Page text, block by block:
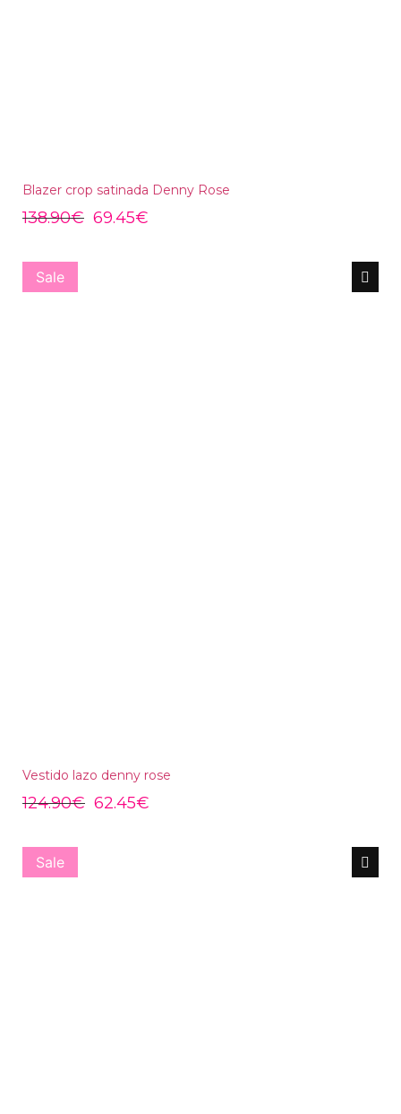
Blazer crop satinada Denny Rose
138.90€ 69.45€
Sale
Vestido lazo denny rose
124.90€ 62.45€
Sale